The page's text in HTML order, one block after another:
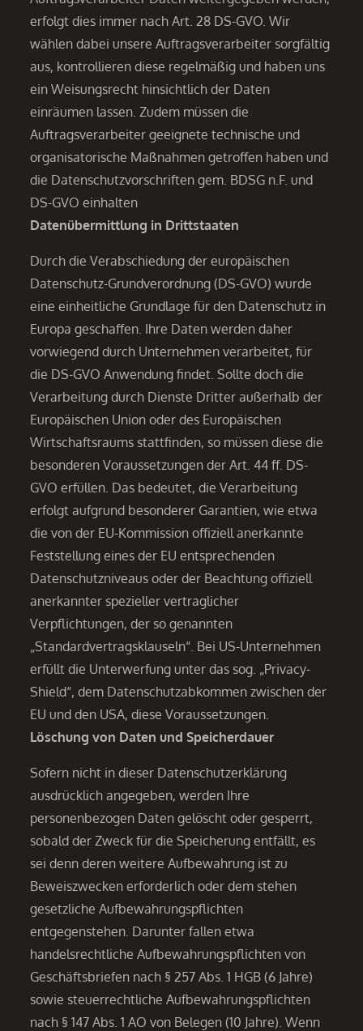
erfolgt dies immer nach Art. 28 DS-GVO. Wir
wählen dabei unsere Auftragsverarbeiter sorgfältig
aus, kontrollieren diese regelmäßig und haben uns
ein Weisungsrecht hinsichtlich der Daten
einräumen lassen. Zudem müssen die
Auftragsverarbeiter geeignete technische und
organisatorische Maßnahmen getroffen haben und
die Datenschutzvorschriften gem. BDSG n.F. und
DS-GVO einhalten
Datenübermittlung in Drittstaaten
Durch die Verabschiedung der europäischen
Datenschutz-Grundverordnung (DS-GVO) wurde
eine einheitliche Grundlage für den Datenschutz in
Europa geschaffen. Ihre Daten werden daher
vorwiegend durch Unternehmen verarbeitet, für
die DS-GVO Anwendung findet. Sollte doch die
Verarbeitung durch Dienste Dritter außerhalb der
Europäischen Union oder des Europäischen
Wirtschaftsraums stattfinden, so müssen diese die
besonderen Voraussetzungen der Art. 44 ff. DS-
GVO erfüllen. Das bedeutet, die Verarbeitung
erfolgt aufgrund besonderer Garantien, wie etwa
die von der EU-Kommission offiziell anerkannte
Feststellung eines der EU entsprechenden
Datenschutzniveaus oder der Beachtung offiziell
anerkannter spezieller vertraglicher
Verpflichtungen, der so genannten
„Standardvertragsklauseln“. Bei US-Unternehmen
erfüllt die Unterwerfung unter das sog. „Privacy-
Shield“, dem Datenschutzabkommen zwischen der
EU und den USA, diese Voraussetzungen.
Löschung von Daten und Speicherdauer
Sofern nicht in dieser Datenschutzerklärung
ausdrücklich angegeben, werden Ihre
personenbezogen Daten gelöscht oder gesperrt,
sobald der Zweck für die Speicherung entfällt, es
sei denn deren weitere Aufbewahrung ist zu
Beweiszwecken erforderlich oder dem stehen
gesetzliche Aufbewahrungspflichten
entgegenstehen. Darunter fallen etwa
handelsrechtliche Aufbewahrungspflichten von
Geschäftsbriefen nach § 257 Abs. 1 HGB (6 Jahre)
sowie steuerrechtliche Aufbewahrungspflichten
nach § 147 Abs. 1 AO von Belegen (10 Jahre). Wenn